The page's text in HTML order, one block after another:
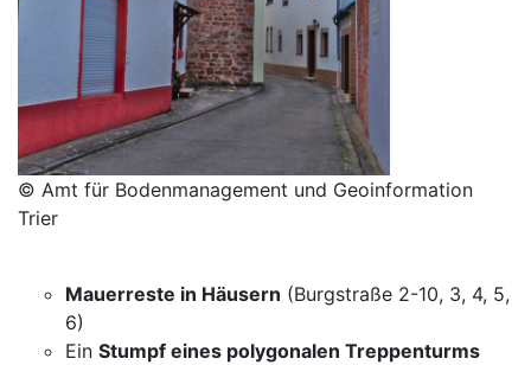
© Amt für Bodenmanagement und Geoinformation
Trier
Mauerreste in Häusern (Burgstraße 2-10, 3, 4, 5,
6)
Ein Stumpf eines polygonalen Treppenturms